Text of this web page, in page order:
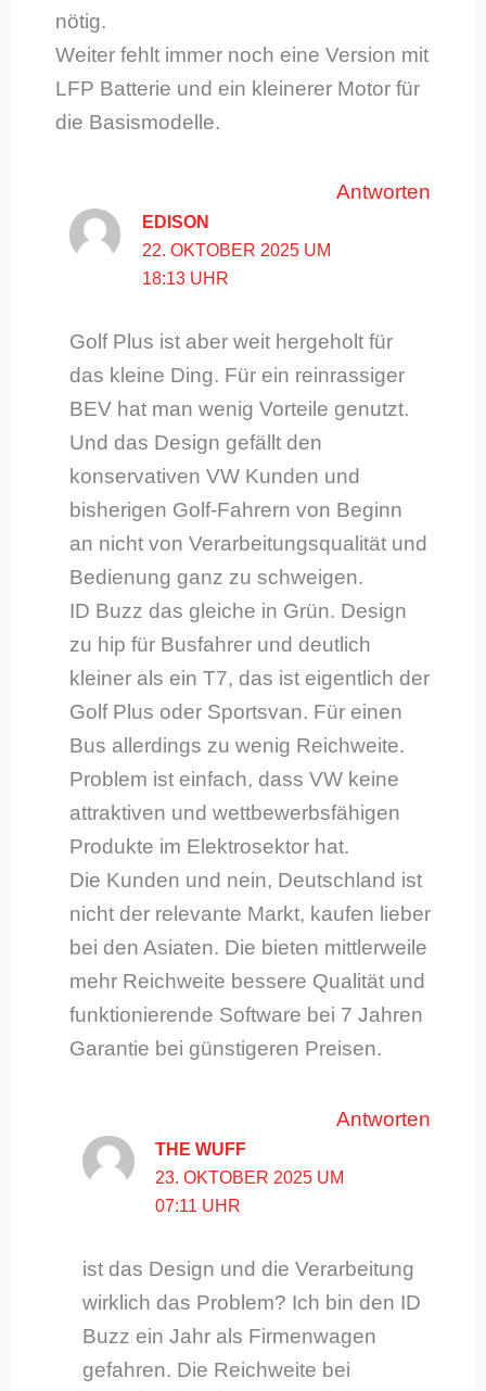
nötig.
Weiter fehlt immer noch eine Version mit
LFP Batterie und ein kleinerer Motor für
die Basismodelle.
Antworten
EDISON
22. OKTOBER 2025 UM
18:13 UHR
Golf Plus ist aber weit hergeholt für
das kleine Ding. Für ein reinrassiger
BEV hat man wenig Vorteile genutzt.
Und das Design gefällt den
konservativen VW Kunden und
bisherigen Golf-Fahrern von Beginn
an nicht von Verarbeitungsqualität und
Bedienung ganz zu schweigen.
ID Buzz das gleiche in Grün. Design
zu hip für Busfahrer und deutlich
kleiner als ein T7, das ist eigentlich der
Golf Plus oder Sportsvan. Für einen
Bus allerdings zu wenig Reichweite.
Problem ist einfach, dass VW keine
attraktiven und wettbewerbsfähigen
Produkte im Elektrosektor hat.
Die Kunden und nein, Deutschland ist
nicht der relevante Markt, kaufen lieber
bei den Asiaten. Die bieten mittlerweile
mehr Reichweite bessere Qualität und
funktionierende Software bei 7 Jahren
Garantie bei günstigeren Preisen.
Antworten
THE WUFF
23. OKTOBER 2025 UM
07:11 UHR
ist das Design und die Verarbeitung
wirklich das Problem? Ich bin den ID
Buzz ein Jahr als Firmenwagen
gefahren. Die Reichweite bei